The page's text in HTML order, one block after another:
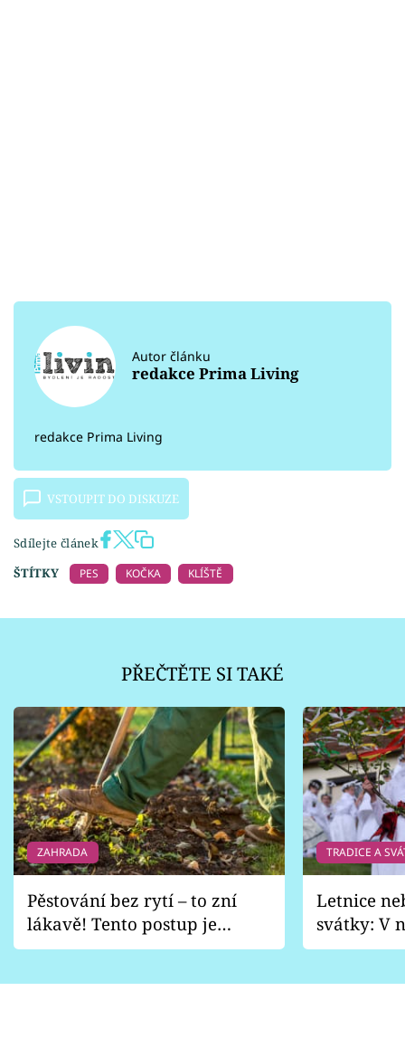
Autor článku
redakce Prima Living
redakce Prima Living
VSTOUPIT DO DISKUZE
Sdílejte článek
ŠTÍTKY
PES KOČKA KLÍŠTĚ
PŘEČTĚTE SI TAKÉ
ZAHRADA
Pěstování bez rytí – to zní
lákavě! Tento postup je
vhodný jen pro některé
TRADICE A
Letnice
svátky: V
pondělí